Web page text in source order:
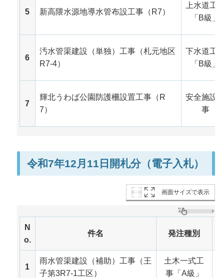
5 新高隈水源地導水管布設工事（R7）
上水道工
「B級」
6
汚水管渠建設（単独）工事（札元地区
R7-4）
下水道工
「B級」
7
輝北うわば公園防護柵設置工事（R
7）
安全施設
事
令和7年12月11日開札分（電子入札）
画面サイズで表示
N
o.
件名 発注種別
1
雨水管渠建設（補助）工事（王
子第3R7-1工区）
土木一式工
事「A級」